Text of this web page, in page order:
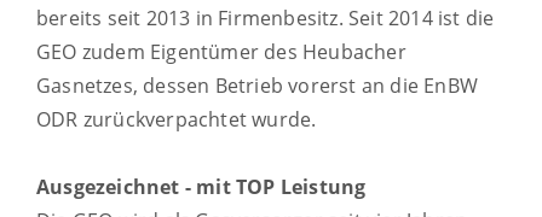
bereits seit 2013 in Firmenbesitz. Seit 2014 ist die
GEO zudem Eigentümer des Heubacher
Gasnetzes, dessen Betrieb vorerst an die EnBW
ODR zurückverpachtet wurde.
Ausgezeichnet - mit TOP Leistung